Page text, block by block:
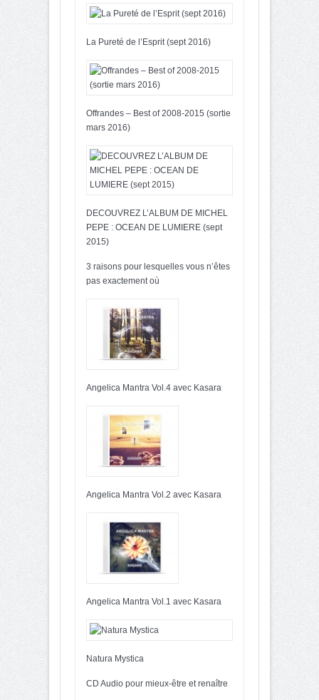
La Pureté de l’Esprit (sept 2016)
Offrandes – Best of 2008-2015 (sortie
mars 2016)
DECOUVREZ L’ALBUM DE MICHEL
PEPE : OCEAN DE LUMIERE (sept
2015)
3 raisons pour lesquelles vous n’êtes
pas exactement où
Angelica Mantra Vol.4 avec Kasara
Angelica Mantra Vol.2 avec Kasara
Angelica Mantra Vol.1 avec Kasara
Natura Mystica
CD Audio pour mieux-être et renaître